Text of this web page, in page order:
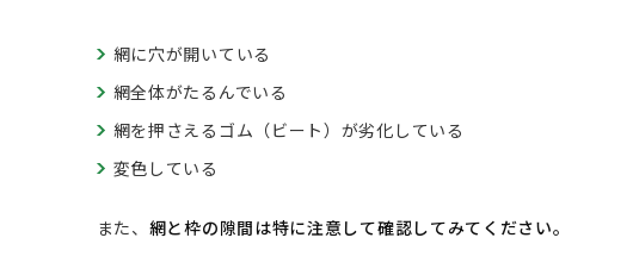
網に穴が開いている
網全体がたるんでいる
網を押さえるゴム（ビート）が劣化している
変色している
また、 網と枠の隙間は特に注意して確認してみてください。